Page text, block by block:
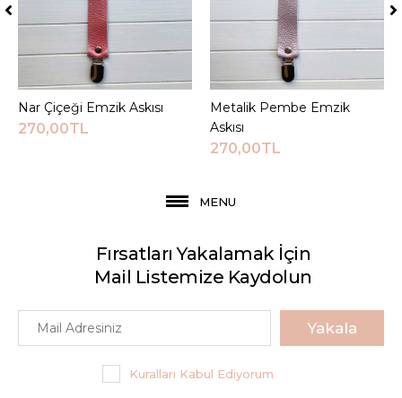
Sepete Ekle
Nar Çiçeği Emzik Askısı
270,00TL
Sepete Ekle
Metalik Pembe Emzik
Askısı
270,00TL
MENU
Fırsatları Yakalamak İçin
Mail Listemize Kaydolun
Yakala
Kuralları Kabul Ediyorum